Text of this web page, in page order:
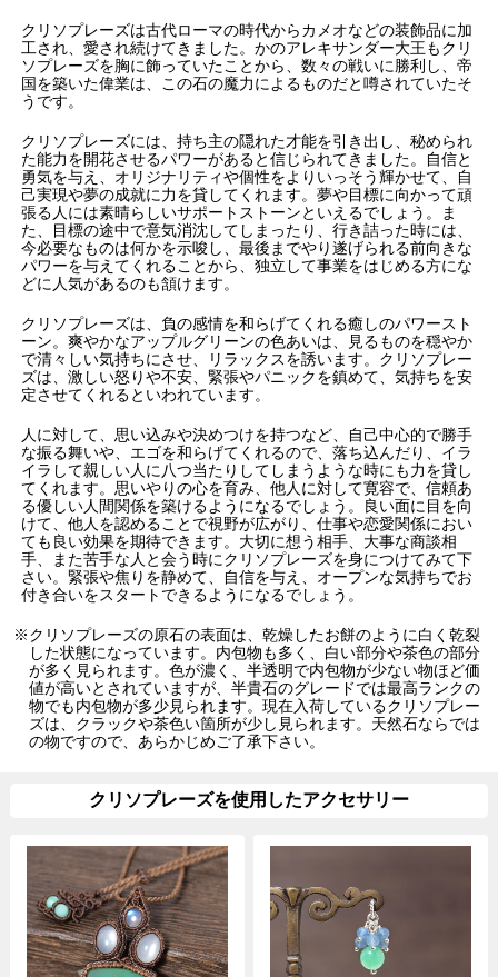
クリソプレーズは古代ローマの時代からカメオなどの装飾品に加
工され、愛され続けてきました。かのアレキサンダー大王もクリ
ソプレーズを胸に飾っていたことから、数々の戦いに勝利し、帝
国を築いた偉業は、この石の魔力によるものだと噂されていたそ
うです。
クリソプレーズには、持ち主の隠れた才能を引き出し、秘められ
た能力を開花させるパワーがあると信じられてきました。自信と
勇気を与え、オリジナリティや個性をよりいっそう輝かせて、自
己実現や夢の成就に力を貸してくれます。夢や目標に向かって頑
張る人には素晴らしいサポートストーンといえるでしょう。ま
た、目標の途中で意気消沈してしまったり、行き詰った時には、
今必要なものは何かを示唆し、最後までやり遂げられる前向きな
パワーを与えてくれることから、独立して事業をはじめる方にな
どに人気があるのも頷けます。
クリソプレーズは、負の感情を和らげてくれる癒しのパワースト
ーン。爽やかなアップルグリーンの色あいは、見るものを穏やか
で清々しい気持ちにさせ、リラックスを誘います。クリソプレー
ズは、激しい怒りや不安、緊張やパニックを鎮めて、気持ちを安
定させてくれるといわれています。
人に対して、思い込みや決めつけを持つなど、自己中心的で勝手
な振る舞いや、エゴを和らげてくれるので、落ち込んだり、イラ
イラして親しい人に八つ当たりしてしまうような時にも力を貸し
てくれます。思いやりの心を育み、他人に対して寛容で、信頼あ
る優しい人間関係を築けるようになるでしょう。良い面に目を向
けて、他人を認めることで視野が広がり、仕事や恋愛関係におい
ても良い効果を期待できます。大切に想う相手、大事な商談相
手、また苦手な人と会う時にクリソプレーズを身につけてみて下
さい。緊張や焦りを静めて、自信を与え、オープンな気持ちでお
付き合いをスタートできるようになるでしょう。
※クリソプレーズの原石の表面は、乾燥したお餅のように白く乾裂
した状態になっています。内包物も多く、白い部分や茶色の部分
が多く見られます。色が濃く、半透明で内包物が少ない物ほど価
値が高いとされていますが、半貴石のグレードでは最高ランクの
物でも内包物が多少見られます。現在入荷しているクリソプレー
ズは、クラックや茶色い箇所が少し見られます。天然石ならでは
の物ですので、あらかじめご了承下さい。
クリソプレーズを使用したアクセサリー